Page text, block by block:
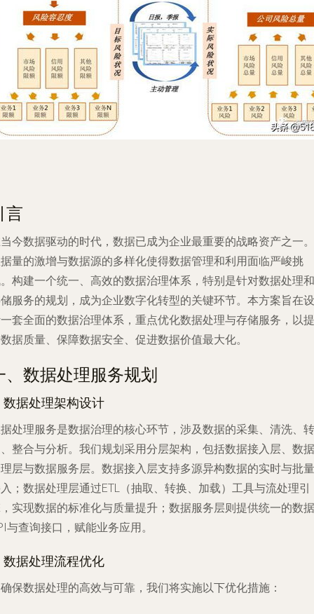
言
今数据驱动的时代，数据已成为企业最重要的战略资产之一。
量的激增与数据源的多样化使得数据管理和利用面临严峻挑
构建一个统一、高效的数据治理体系，特别是针对数据处理和
服务的规划，成为企业数字化转型的关键环节。本方案旨在设
套全面的数据治理体系，重点优化数据处理与存储服务，以提
据质量、保障数据安全、促进数据价值最大化。
、数据处理服务规划
数据处理架构设计
处理服务是数据治理的核心环节，涉及数据的采集、清洗、转
整合与分析。我们规划采用分层架构，包括数据接入层、数据
层与数据服务层。数据接入层支持多源异构数据的实时与批量
；数据处理层通过ETL（抽取、转换、加载）工具与流处理引
实现数据的标准化与质量提升；数据服务层则提供统一的数据
与查询接口，赋能业务应用。
数据处理流程优化
保数据处理的高效与可靠，我们将实施以下优化措施：